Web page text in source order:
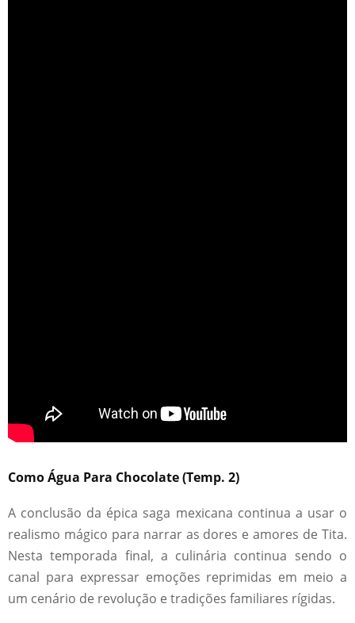
Como Água Para Chocolate (Temp. 2)
A conclusão da épica saga mexicana continua a usar o
realismo mágico para narrar as dores e amores de Tita.
Nesta temporada final, a culinária continua sendo o
canal para expressar emoções reprimidas em meio a
um cenário de revolução e tradições familiares rígidas.